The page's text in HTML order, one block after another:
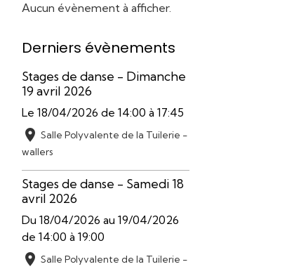
Aucun évènement à afficher.
Derniers évènements
Stages de danse - Dimanche
19 avril 2026
Le 18/04/2026 de 14:00 à 17:45
Salle Polyvalente de la Tuilerie -
wallers
Stages de danse - Samedi 18
avril 2026
Du 18/04/2026 au 19/04/2026
de 14:00 à 19:00
Salle Polyvalente de la Tuilerie -